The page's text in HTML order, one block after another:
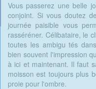
Vous passerez une belle
conjoint. Si vous doutez
journée paisible vous
rasséréner. Célibataire, le
toutes les ambigu tés
bien souvent l'impression
à ici et maintenant. Il faut
moisson est toujours plus
proie pour l'ombre.